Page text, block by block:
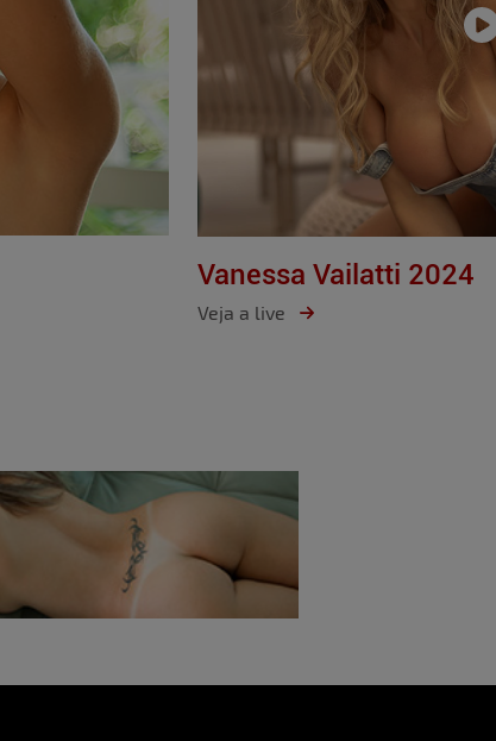
Vanessa Vailatti 2024
Veja a live